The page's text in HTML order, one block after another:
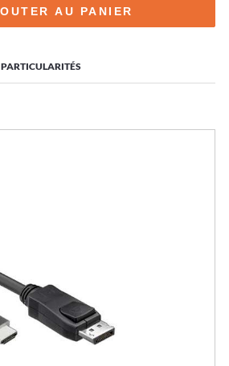
PARTICULARITÉS